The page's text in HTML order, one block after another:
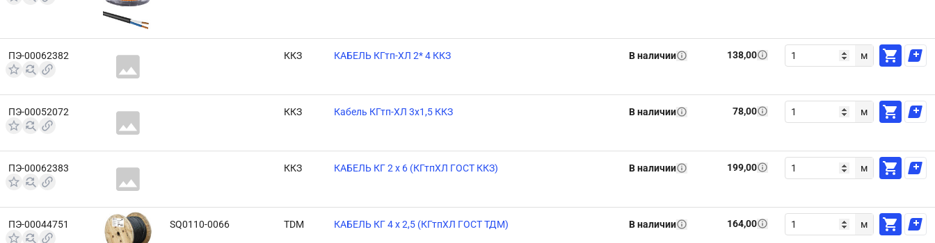
ПЭ-00062382 ККЗ КАБЕЛЬ КГтп-ХЛ 2* 4 ККЗ В наличии 138,00 м
ПЭ-00052072 ККЗ Кабель КГтп-ХЛ 3х1,5 ККЗ В наличии 78,00 м
ПЭ-00062383 ККЗ КАБЕЛЬ КГ 2 х 6 (КГтпХЛ ГОСТ ККЗ) В наличии 199,00 м
ПЭ-00044751 SQ0110-0066 TDM КАБЕЛЬ КГ 4 х 2,5 (КГтпХЛ ГОСТ ТДМ) В наличии 164,00 м